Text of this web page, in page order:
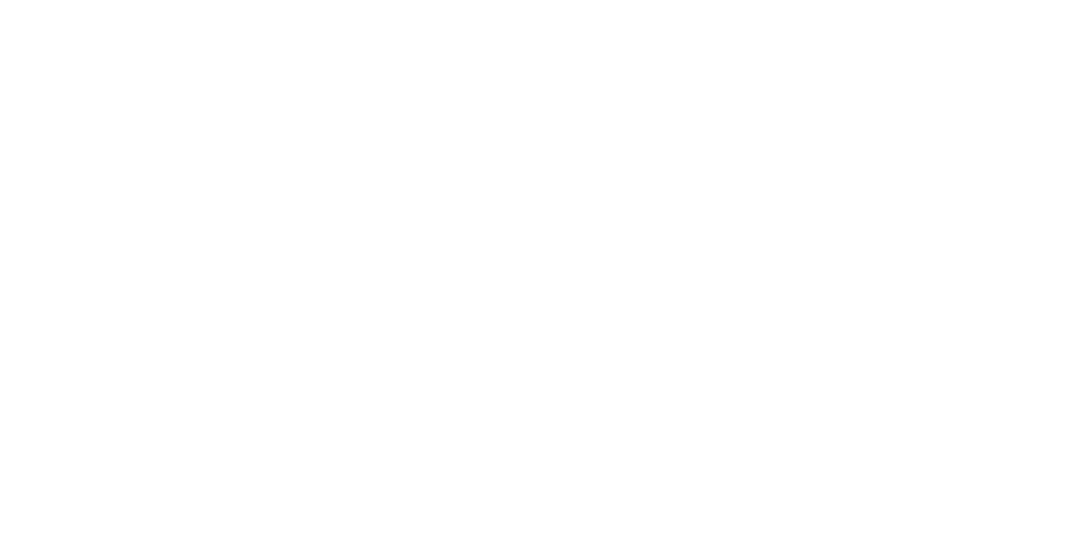
Alternativa de Litígios de consumo.
outro centro de arbitragem de competência regional
de Conflitos de Consumo